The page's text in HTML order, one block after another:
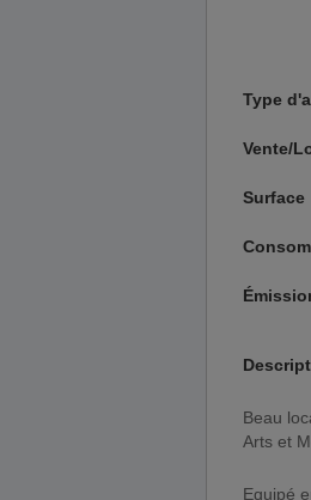
Type
Vente/
Surface
Beau local de bureau de 60 m² avec espace d'accueil vitrine qui donne directement sur la rue des
Arts et
Equipé